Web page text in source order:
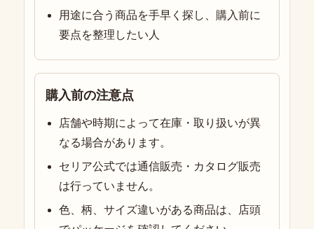
用途に合う商品を手早く探し、購入前に
要点を整理したい人
購入前の注意点
店舗や時期によって在庫・取り扱いが異
なる場合があります。
セリア公式では通信販売・カタログ販売
は行っていません。
色、柄、サイズ違いがある商品は、店頭